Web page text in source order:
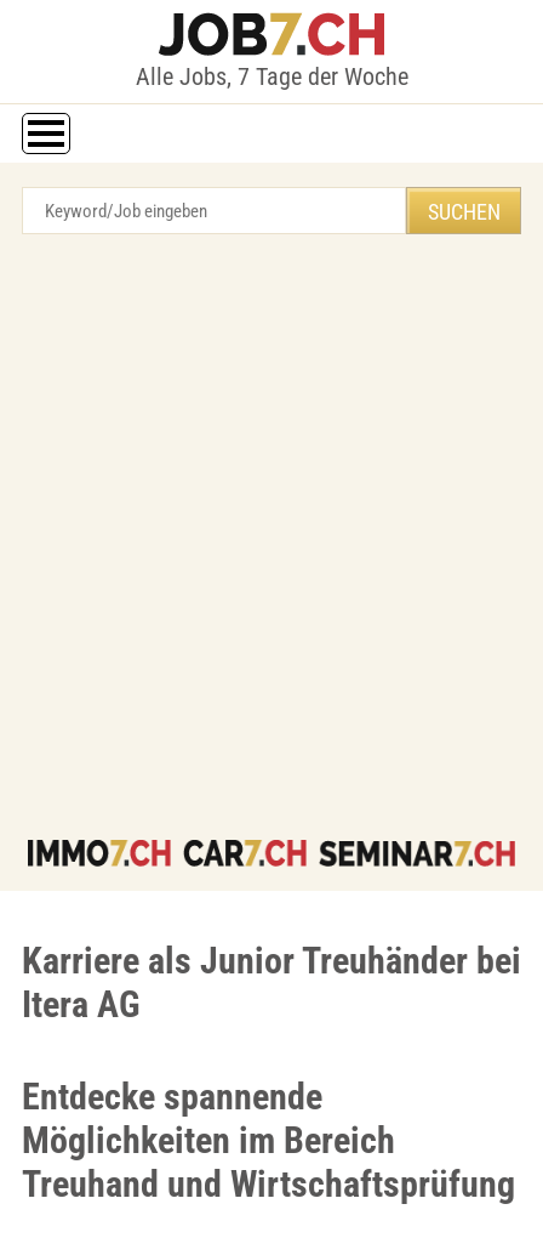
Alle Jobs, 7 Tage der Woche
Karriere als Junior Treuhänder bei
Itera AG
Entdecke spannende
Möglichkeiten im Bereich
Treuhand und Wirtschaftsprüfung